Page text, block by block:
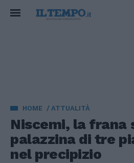
HOME ATTUALITÀ
Niscemi, la frana
palazzina di tre
nel precipizio